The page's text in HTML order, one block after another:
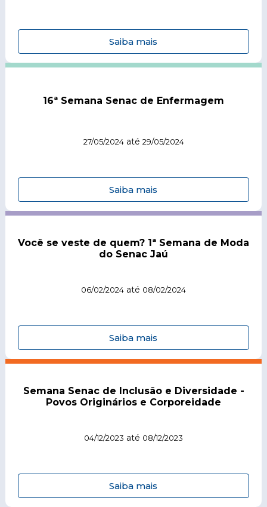
Saiba mais
16ª Semana Senac de Enfermagem
27/05/2024até 29/05/2024
Saiba mais
Você se veste de quem? 1ª Semana de Moda
do Senac Jaú
06/02/2024 até 08/02/2024
Saiba mais
Semana Senac de Inclusão e Diversidade -
Povos Originários e Corporeidade
04/12/2023 até 08/12/2023
Saiba mais